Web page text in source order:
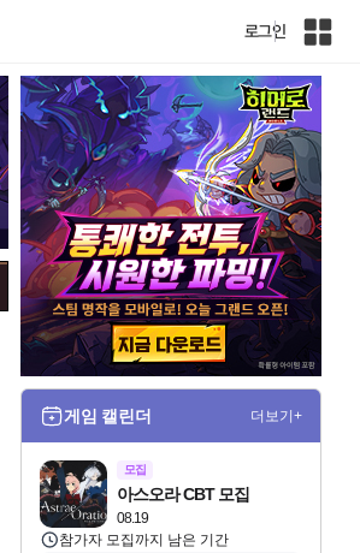
로그인
인
전
이
트
맵
게임 캘린더 더보기+
모집
08.19
아스오라 CBT 모집
참가자 모집까지 남은 기간